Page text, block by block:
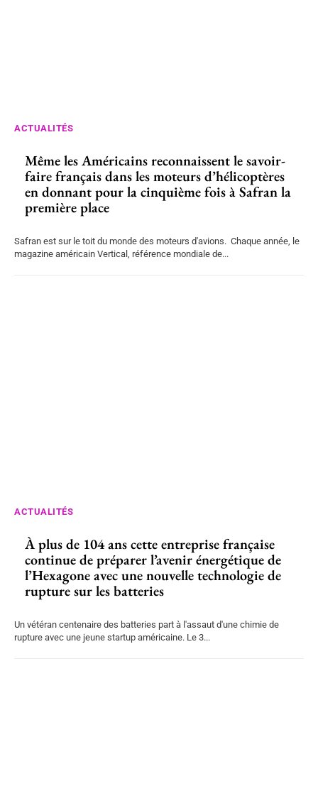
ACTUALITÉS
Même les Américains reconnaissent le savoir-
faire français dans les moteurs d’hélicoptères
en donnant pour la cinquième fois à Safran la
première place
Safran est sur le toit du monde des moteurs d'avions. Chaque année, le
magazine américain Vertical, référence mondiale de...
ACTUALITÉS
À plus de 104 ans cette entreprise française
continue de préparer l’avenir énergétique de
l’Hexagone avec une nouvelle technologie de
rupture sur les batteries
Un vétéran centenaire des batteries part à l'assaut d'une chimie de
rupture avec une jeune startup américaine. Le 3...